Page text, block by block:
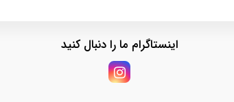
اینستاگرام ما را دنبال کنید